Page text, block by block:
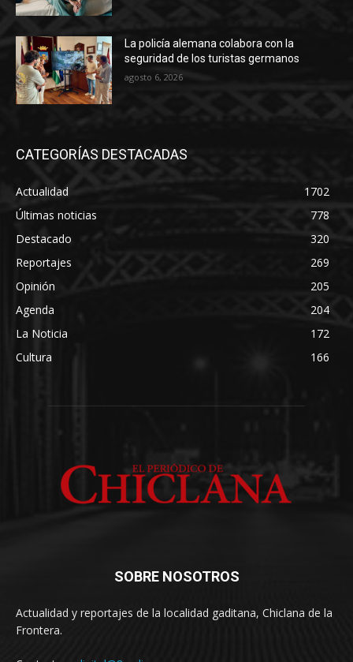
La policía alemana colabora con la
seguridad de los turistas germanos
agosto 6, 2026
CATEGORÍAS DESTACADAS
Actualidad
1702
Últimas noticias
778
Destacado
320
Reportajes
269
Opinión
205
Agenda
204
La Noticia
172
Cultura
166
SOBRE NOSOTROS
Actualidad y reportajes de la localidad gaditana, Chiclana de la
Frontera.